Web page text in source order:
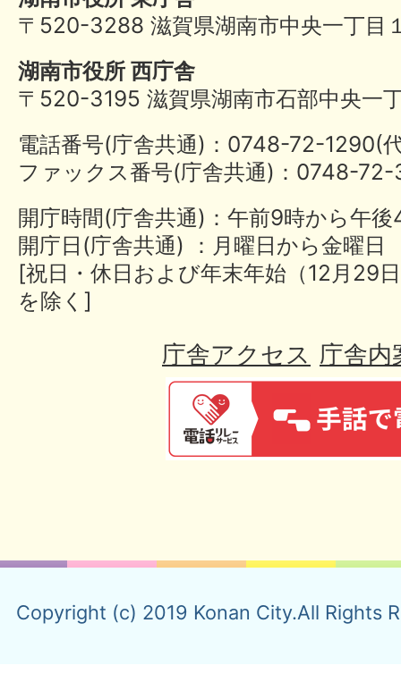
〒520-3288 滋賀県湖南市中央一丁目
湖南市役所 西庁舎
〒520-3195 滋賀県湖南市石部中央一
電話番号(庁舎共通)：0748-72-
ファックス番号(庁舎共通)：0748-
開庁時間(庁舎共通)：午前9時から午
開庁日(庁舎共通) ：月曜日から金曜日
[祝日・休日および年末年始（12月29
を除く]
庁舎アクセス 庁舎内
Copyright (c) 2019 Konan City.All Rights